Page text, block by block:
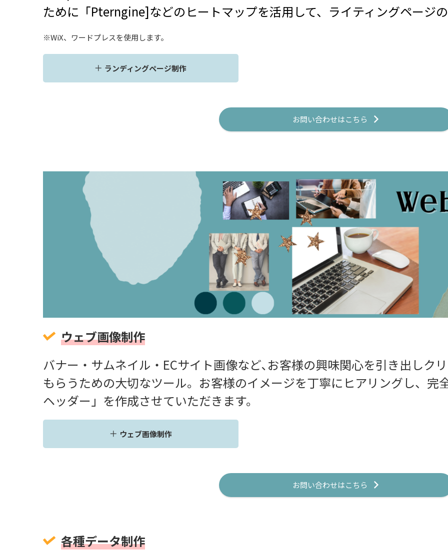
ために「Pterngine]などのヒートマップを活用して、ライティングページの
※WiX、ワードプレスを使用します。
ランディングページ制作
お問い合わせはこちら
ウェブ画像制作
バナー・サムネイル・ECサイト画像など､お客様の興味関心を引き出しク
もらうための大切なツール。お客様のイメージを丁寧にヒアリングし、完
ヘッダー」を作成させていただきます。
ウェブ画像制作
お問い合わせはこちら
各種データ制作